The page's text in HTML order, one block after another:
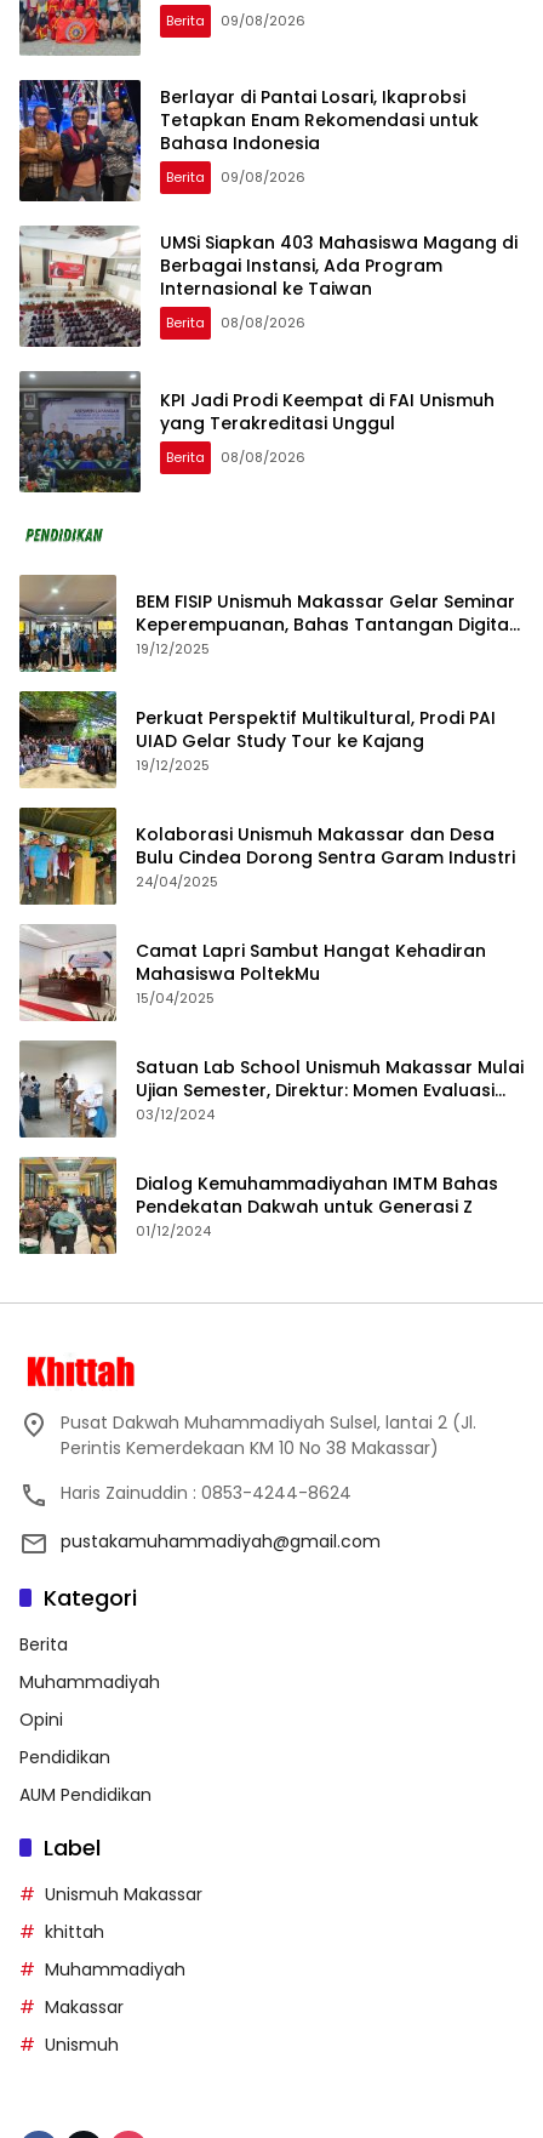
Berita 09/08/2026
Berlayar di Pantai Losari, Ikaprobsi
Tetapkan Enam Rekomendasi untuk
Bahasa Indonesia
Berita 09/08/2026
UMSi Siapkan 403 Mahasiswa Magang di
Berbagai Instansi, Ada Program
Internasional ke Taiwan
Berita 08/08/2026
KPI Jadi Prodi Keempat di FAI Unismuh
yang Terakreditasi Unggul
Berita 08/08/2026
BEM FISIP Unismuh Makassar Gelar Seminar
Keperempuanan, Bahas Tantangan Digital
dan Budaya Lokal
19/12/2025
Perkuat Perspektif Multikultural, Prodi PAI
UIAD Gelar Study Tour ke Kajang
19/12/2025
Kolaborasi Unismuh Makassar dan Desa
Bulu Cindea Dorong Sentra Garam Industri
24/04/2025
Camat Lapri Sambut Hangat Kehadiran
Mahasiswa PoltekMu
15/04/2025
Satuan Lab School Unismuh Makassar Mulai
Ujian Semester, Direktur: Momen Evaluasi
Proses Pembelajaran
03/12/2024
Dialog Kemuhammadiyahan IMTM Bahas
Pendekatan Dakwah untuk Generasi Z
01/12/2024
Pusat Dakwah Muhammadiyah Sulsel, lantai 2 (Jl.
Perintis Kemerdekaan KM 10 No 38 Makassar)
Haris Zainuddin : 0853-4244-8624
pustakamuhammadiyah@gmail.com
Kategori
Berita
Muhammadiyah
Opini
Pendidikan
AUM Pendidikan
Label
Unismuh Makassar
khittah
Muhammadiyah
Makassar
Unismuh